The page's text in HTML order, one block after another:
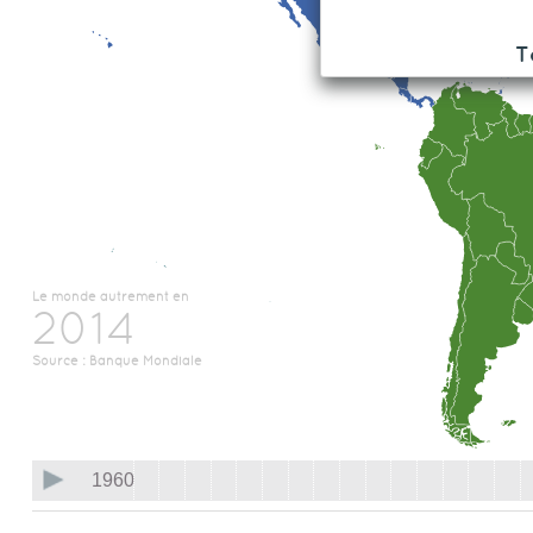
Le monde autrement en
2014
Source : Banque Mondiale